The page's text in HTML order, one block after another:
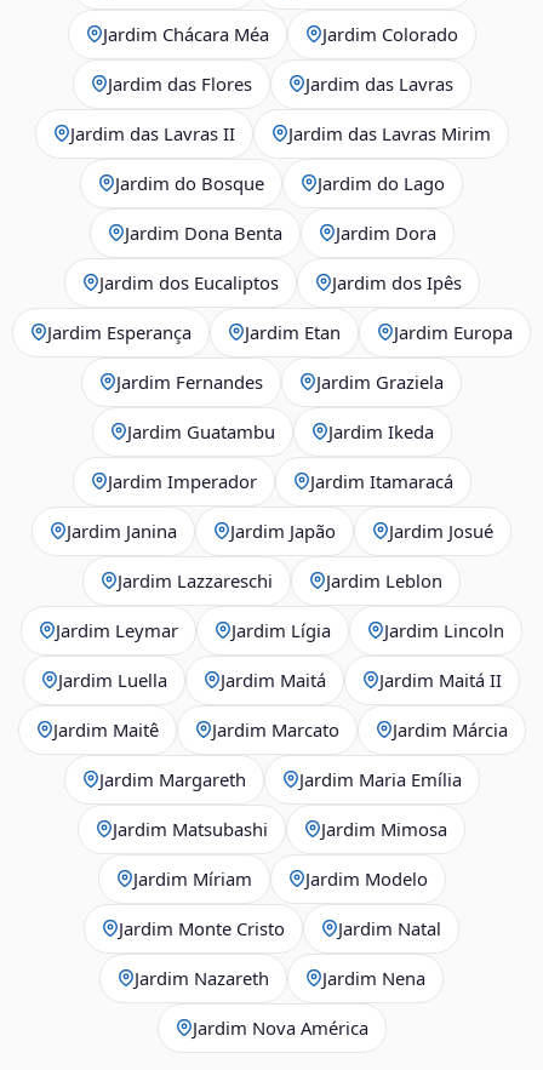
Jardim Chácara Méa Jardim Colorado
Jardim das Flores Jardim das Lavras
Jardim das Lavras II Jardim das Lavras Mirim
Jardim do Bosque Jardim do Lago
Jardim Dona Benta Jardim Dora
Jardim dos Eucaliptos Jardim dos Ipês
Jardim Esperança Jardim Etan Jardim Europa
Jardim Fernandes Jardim Graziela
Jardim Guatambu Jardim Ikeda
Jardim Imperador Jardim Itamaracá
Jardim Janina Jardim Japão Jardim Josué
Jardim Lazzareschi Jardim Leblon
Jardim Leymar Jardim Lígia Jardim Lincoln
Jardim Luella Jardim Maitá Jardim Maitá II
Jardim Maitê Jardim Marcato Jardim Márcia
Jardim Margareth Jardim Maria Emília
Jardim Matsubashi Jardim Mimosa
Jardim Míriam Jardim Modelo
Jardim Monte Cristo Jardim Natal
Jardim Nazareth Jardim Nena
Jardim Nova América